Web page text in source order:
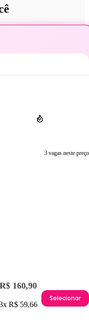
3 vagas neste preço
R$ 160,90
R$ 59,66
Selecionar